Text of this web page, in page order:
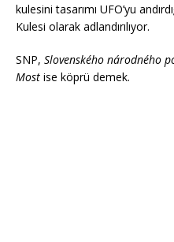
kulesini tasarımı UFO’yu
Kulesi olarak adlandırılıyor.
SNP, Slovenského národného
Most ise köprü demek.